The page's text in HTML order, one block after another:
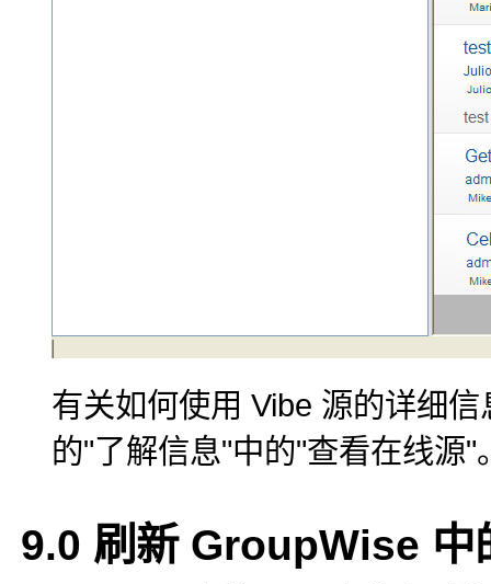
有关如何使用 Vibe 源的详细
的 了解信息 中的 查看在线源
9.0 刷新 GroupWise 中